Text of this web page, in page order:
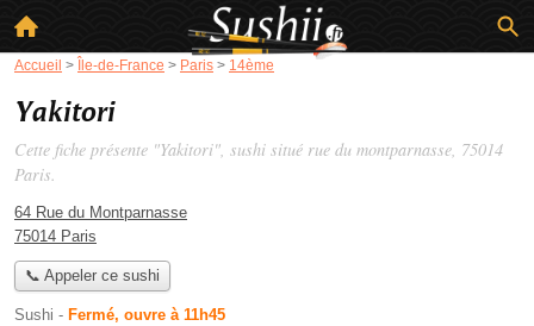
Accueil > Île-de-France > Paris > 14ème
Yakitori
Cette fiche présente "Yakitori", sushi situé rue du montparnasse, 75014
Paris.
64 Rue du Montparnasse
75014 Paris
📞 Appeler ce sushi
Sushi - Fermé, ouvre à 11h45